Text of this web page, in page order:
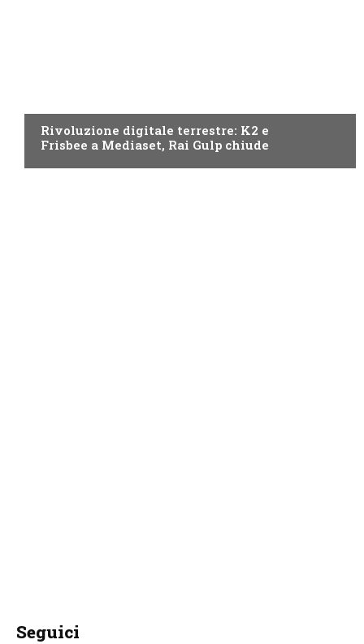
Rivoluzione digitale terrestre: K2 e
Frisbee a Mediaset, Rai Gulp chiude
Seguici